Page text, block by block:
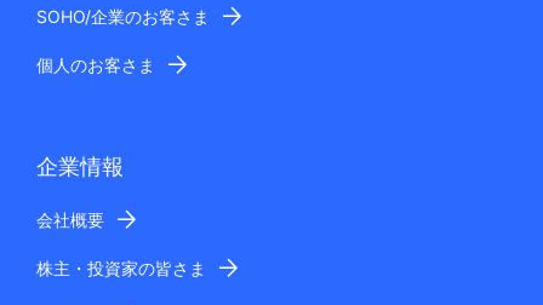
SOHO/企業のお客さま
個人のお客さま
企業情報
会社概要
株主・投資家の皆さま